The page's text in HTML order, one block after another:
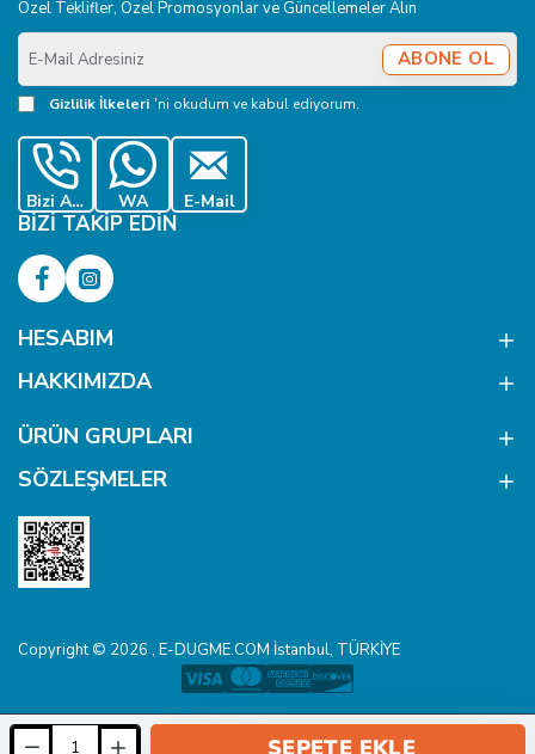
SEPETE EKLE
Özel Teklifler, Özel Promosyonlar ve Güncellemeler Alın
E-
Mail
Adresiniz
ABONE OL
Gizlilik İlkeleri 'ni okudum ve kabul ediyorum.
Bizi Ara WA E-Mail
BIZI TAKIP EDIN
HESABIM
HAKKIMIZDA
ÜRÜN GRUPLARI
SÖZLEŞMELER
Copyright © 2026 , E-DUGME.COM İstanbul, TÜRKİYE